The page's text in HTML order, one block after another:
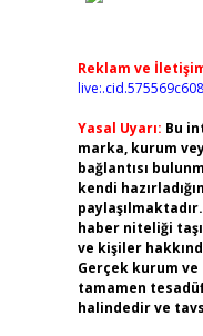
Reklam ve
Yasal Uyarı: Bu
marka, kurum
bağlantısı
kendi
haber niteliği
ve kişiler
Gerçek kurum
tamamen
halindedir ve